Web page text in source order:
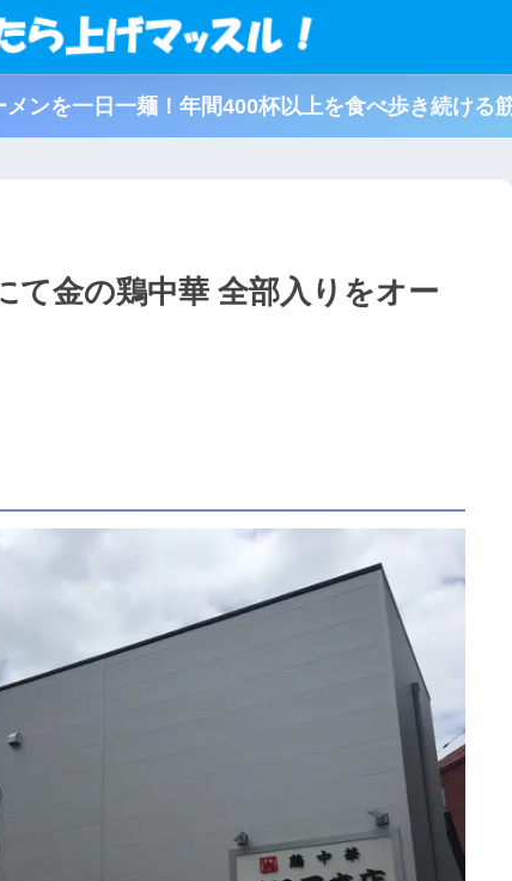
メンを一日一麺！年間400杯以上を食べ歩き続ける
て金の鶏中華 全部入りをオー